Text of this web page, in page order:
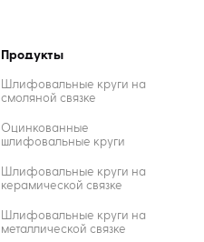
Продукты
Шлифовальные круги на
смоляной связке
Оцинкованные
шлифовальные круги
Шлифовальные круги на
керамической связке
Шлифовальные круги на
металлической связке